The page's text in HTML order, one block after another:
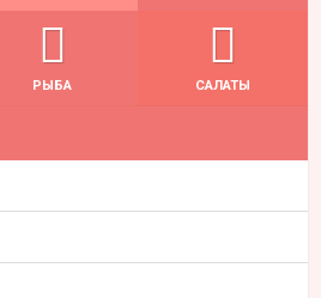
РЫБА САЛАТЫ